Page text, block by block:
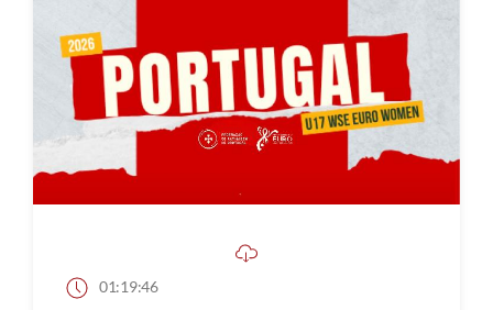
01:19:46